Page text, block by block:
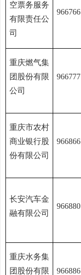
空票务服务
有限责任公
司
966766
重庆燃气集
团股份有限
公司
966777
重庆市农村
商业银行股
份有限公司
966866
长安汽车金
融有限公司
966880
重庆水务集
团股份有限
966886